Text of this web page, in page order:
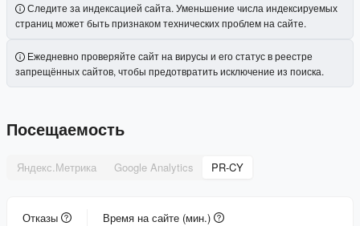
Следите за индексацией сайта. Уменьшение числа индексируемых
страниц может быть признаком технических проблем на сайте.
Ежедневно проверяйте сайт на вирусы и его статус в реестре
запрещённых сайтов, чтобы предотвратить исключение из поиска.
Посещаемость
Яндекс.Метрика Google Analytics PR-CY
Отказы
Время на сайте (мин.)